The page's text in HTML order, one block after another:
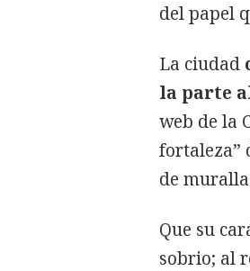
del papel
La ciudad
la parte
web de la
fortaleza”
de
Que su
sobrio; al